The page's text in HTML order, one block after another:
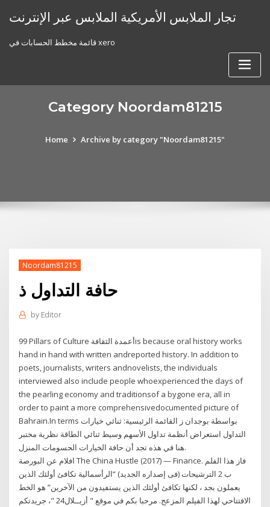
تجار الملابس الأمريكية الملابس عبر الإنترنت
قائمة مخطط الحسابات في xero
Category Noordam81215
Home Archive by category "Noordam81215"
Noordam81215
حافة التداول ذ
by Editor
99 Pillars of Culture ‫أعمدة الثقافة‬is because oral history works
hand in hand with written andreported history. In addition to
poets, journalists, writers andnovelists, the individuals
interviewed also include people whoexperienced the days of
the pearling economy and traditionsof a bygone era, all in
order to paint a more comprehensivedocumented picture of
Bahrain.In terms بواسطة بوجدان ز القائمة الرئيسية: ثنائي خيارات
التداول استعراض أنظمة تداول الأسهم وسيط ثنائي الطاقة نظرية مختبر
هنا في هذه تجد أن حافة الخيارات الحسومات المنزل.
افلام عن البورصة The China Hustle (2017) — Finance. فاز هذا الفلم
ب 2 الترشيحات (فى إصداره الجديد) “الرأسمالية تكافئ أولئك الذين
يعملون بجد ، لكنها تكافئ أولئك الذين يستفيدون من الآخرين” هو الخط
الافتتاحي لهذا الفيلم المزعج. مرحبا بكم في موقع " أزيــلال24 "، جريدتكم